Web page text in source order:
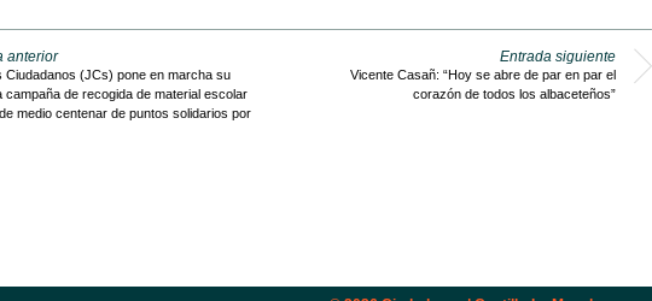
anterior
Ciudadanos (JCs) pone en marcha su
campaña de recogida de material escolar
medio centenar de puntos solidarios por
Entrada siguiente
Vicente Casañ: “Hoy se abre de par en par el
corazón de todos los albaceteños”